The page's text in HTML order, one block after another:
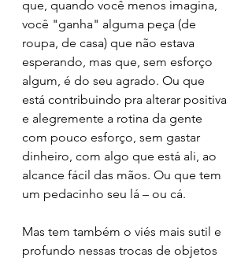
que, quando você menos imagina,
você "ganha" alguma peça (de
roupa, de casa) que não estava
esperando, mas que, sem esforço
algum, é do seu agrado. Ou que
está contribuindo pra alterar positiva
e alegremente a rotina da gente
com pouco esforço, sem gastar
dinheiro, com algo que está ali, ao
alcance fácil das mãos. Ou que tem
um pedacinho seu lá – ou cá.
Mas tem também o viés mais sutil e
profundo nessas trocas de objetos